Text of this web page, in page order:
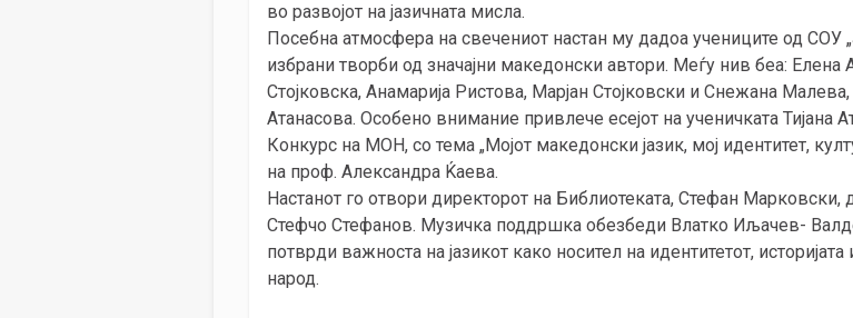
во развојот на јазичната мисла.
Посебна атмосфера на свечениот настан му дадоа учениците од СОУ
избрани творби од значајни македонски автори. Меѓу нив беа:
Стојковска, Анамарија Ристова, Марјан Стојковски и Снежана
Атанасова. Особено внимание привлече есејот на ученичката Тијана
Конкурс на МОН, со тема „Мојот македонски јазик, мој идентитет,
на проф. Александра Ќаева.
Настанот го отвори директорот на Библиотеката, Стефан Марковски,
Стефчо Стефанов. Музичка поддршка обезбеди Влатко Иљачев-
потврди важноста на јазикот како носител на идентитетот,
народ.